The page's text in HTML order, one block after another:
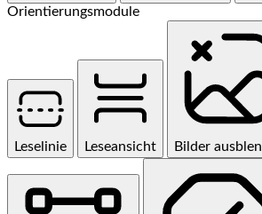
Orientierungsmodule
Leselinie Leseansicht Bilder